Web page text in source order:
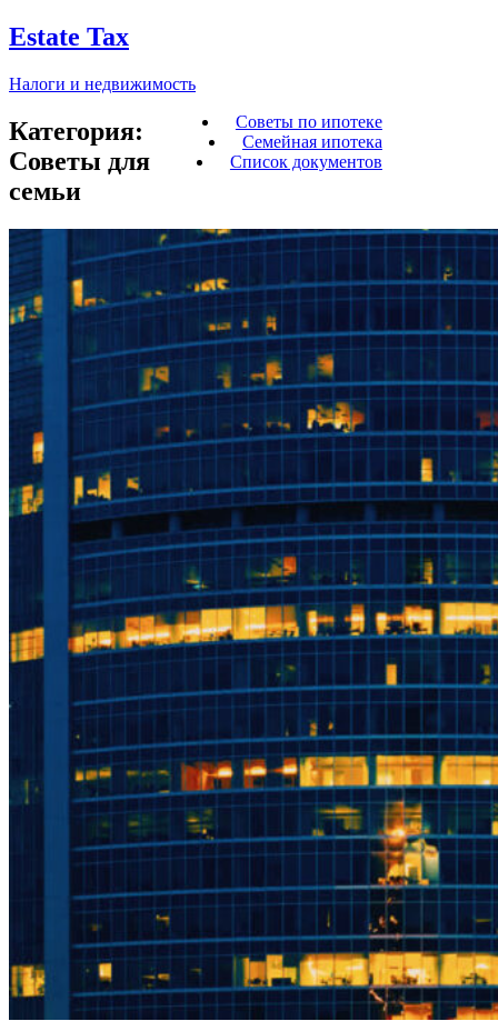
Estate Tax
Налоги и недвижимость
Советы по ипотеке
Семейная ипотека
Список документов
Категория:
Советы для
семьи